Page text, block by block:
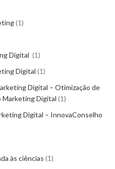
1
Digital
1
Digital 1
Digital – Otimização de
Marketing Digital 1
Digital – InnovaConselho
às ciências 1